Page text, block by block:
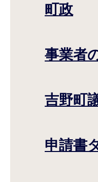
町政
事業者
吉野町
申請書